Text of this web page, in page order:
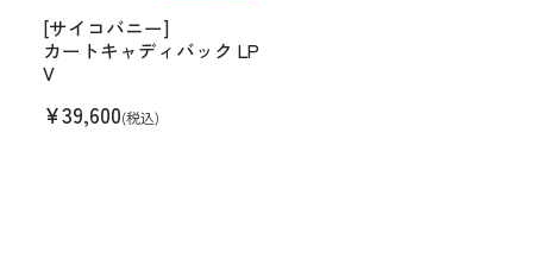
[サイコバニー]
カートキャディバック LP
V
¥39,600(税込)